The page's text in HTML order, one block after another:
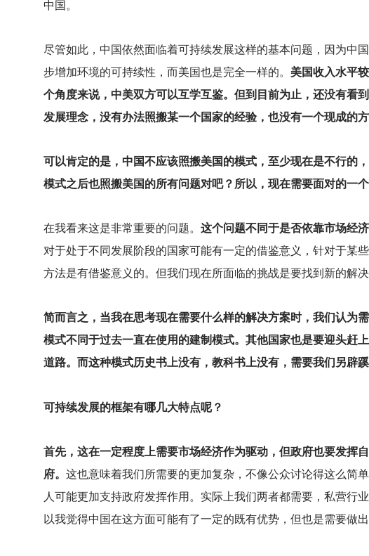
中国。
尽管如此，中国依然面临着可持续发展这样的基本问题，因为中
步增加环境的可持续性，而美国也是完全一样的。 美国收入水平
个角度来说，中美双方可以互学互鉴。但到目前为止，还没有看
发展理念，没有办法照搬某一个国家的经验，也没有一个现成的方
可以肯定的是，中国不应该照搬美国的模式，至少现在是不行的
模式之后也照搬美国的所有问题对吧？所以，现在需要面对的一
在我看来这是非常重要的问题。 这个问题不同于是否依靠市场经
对于处于不同发展阶段的国家可能有一定的借鉴意义，针对于某
方法是有借鉴意义的。但我们现在所面临的挑战是要找到新的解
简而言之，当我在思考现在需要什么样的解决方案时，我们认为
模式不同于过去一直在使用的建制模式。其他国家也是要迎头赶
道路。而这种模式历史书上没有，教科书上没有，需要我们另辟蹊
可持续发展的框架有哪几大特点呢？
首先，这在一定程度上需要市场经济作为驱动，但政府也要发挥
府。 这也意味着我们所需要的更加复杂，不像公众讨论得这么简
人可能更加支持政府发挥作用。实际上我们两者都需要，私营行
以我觉得中国在这方面可能有了一定的既有优势，但也是需要做